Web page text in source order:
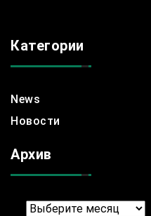
Категории
News
Новости
Архив
Архив